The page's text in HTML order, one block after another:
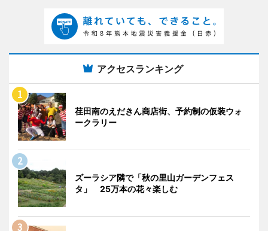
アクセスランキング
荏田南のえだきん商店街、予約制の仮装ウォ
ークラリー
ズーラシア隣で「秋の里山ガーデンフェス
タ」 25万本の花々楽しむ